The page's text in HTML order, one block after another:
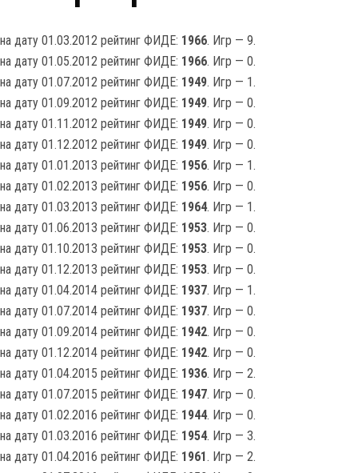
на дату 01.03.2012 рейтинг ФИДЕ: 1966. Игр — 9.
на дату 01.05.2012 рейтинг ФИДЕ: 1966. Игр — 0.
на дату 01.07.2012 рейтинг ФИДЕ: 1949. Игр — 1.
на дату 01.09.2012 рейтинг ФИДЕ: 1949. Игр — 0.
на дату 01.11.2012 рейтинг ФИДЕ: 1949. Игр — 0.
на дату 01.12.2012 рейтинг ФИДЕ: 1949. Игр — 0.
на дату 01.01.2013 рейтинг ФИДЕ: 1956. Игр — 1.
на дату 01.02.2013 рейтинг ФИДЕ: 1956. Игр — 0.
на дату 01.03.2013 рейтинг ФИДЕ: 1964. Игр — 1.
на дату 01.06.2013 рейтинг ФИДЕ: 1953. Игр — 0.
на дату 01.10.2013 рейтинг ФИДЕ: 1953. Игр — 0.
на дату 01.12.2013 рейтинг ФИДЕ: 1953. Игр — 0.
на дату 01.04.2014 рейтинг ФИДЕ: 1937. Игр — 1.
на дату 01.07.2014 рейтинг ФИДЕ: 1937. Игр — 0.
на дату 01.09.2014 рейтинг ФИДЕ: 1942. Игр — 0.
на дату 01.12.2014 рейтинг ФИДЕ: 1942. Игр — 0.
на дату 01.04.2015 рейтинг ФИДЕ: 1936. Игр — 2.
на дату 01.07.2015 рейтинг ФИДЕ: 1947. Игр — 0.
на дату 01.02.2016 рейтинг ФИДЕ: 1944. Игр — 0.
на дату 01.03.2016 рейтинг ФИДЕ: 1954. Игр — 3.
на дату 01.04.2016 рейтинг ФИДЕ: 1961. Игр — 2.